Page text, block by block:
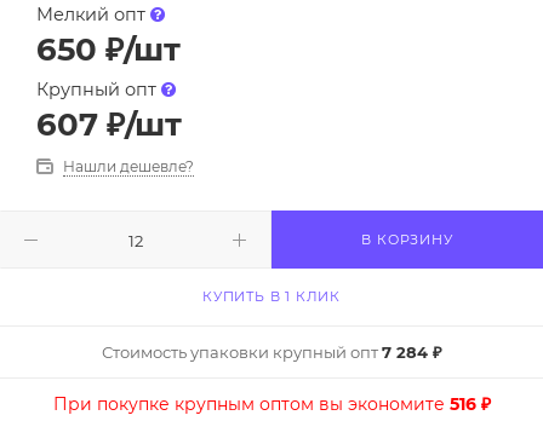
Мелкий опт
650 ₽/шт
Крупный опт
607 ₽/шт
Нашли дешевле?
В КОРЗИНУ
КУПИТЬ В 1 КЛИК
Стоимость упаковки крупный опт7 284 ₽
При покупке крупным оптом вы экономите 516 ₽